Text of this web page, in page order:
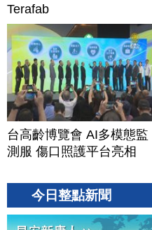
Terafab
台高齡博覽會 AI多模態監
測服 傷口照護平台亮相
今日整點新聞